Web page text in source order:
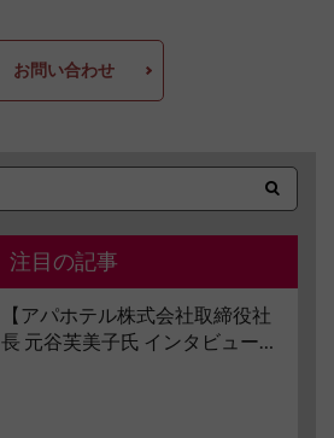
お問い合わせ
注目の記事
【アパホテル株式会社取締役社
長 元谷芙美子氏 インタビュー】